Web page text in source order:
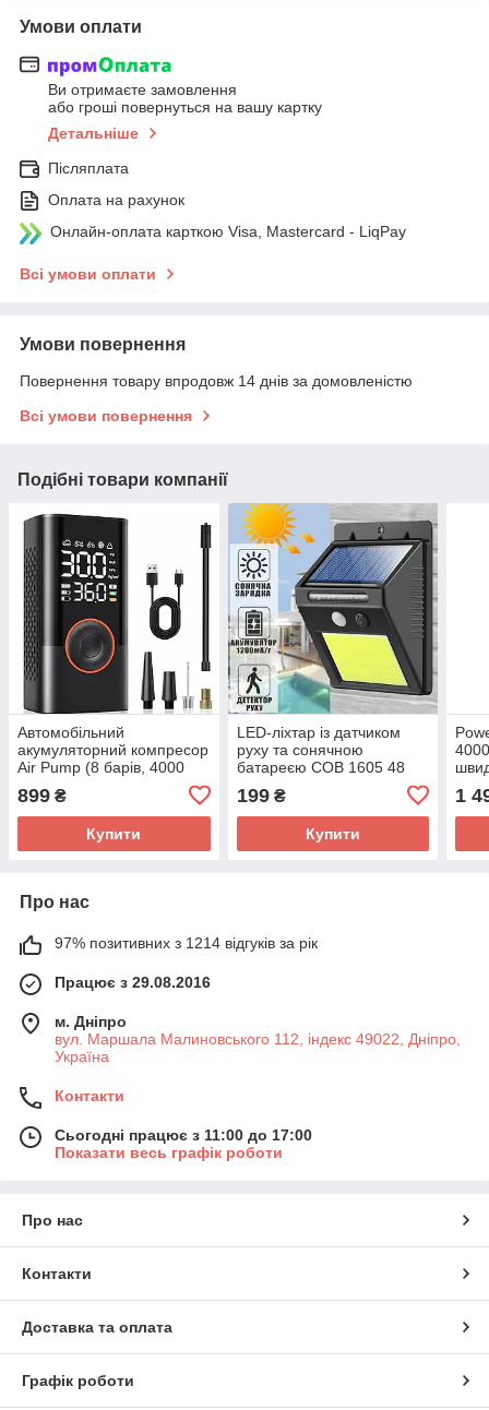
Умови оплати
Ви отримаєте замовлення
або гроші повернуться на вашу картку
Детальніше
Післяплата
Оплата на рахунок
Онлайн-оплата карткою Visa, Mastercard - LiqPay
Всі умови оплати
Умови повернення
Повернення товару впродовж 14 днів за домовленістю
Всі умови повернення
Подібні товари компанії
Автомобільний
акумуляторний компресор
Air Pump (8 барів, 4000
мА·год, Type-C, LCD, для
автомобіля, мотоцикла,
велосипеда, самоката,
899 ₴
Купити
LED-ліхтар із датчиком
руху та сонячною
батареєю COB 1605 48
199₴
Купити
1
Про нас
97% позитивних з 1214 відгуків за рік
Працює з 29.08.2016
м. Дніпро
вул. Маршала Малиновського 112, індекс 49022, Дніпро,
Україна
Контакти
Сьогодні працює з 11:00 до 17:00
Показати весь графік роботи
Про нас
Контакти
Доставка та оплата
Графік роботи